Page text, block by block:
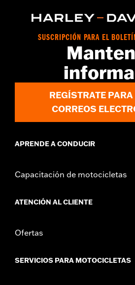
la cubierta primaria exterior de perfil
25700385 o 25700438).
vinRequerido:false
1 year limited warranty – Go
for full details
Removing and installing
purchase of new gaskets. See
SUSCRIPCIÓN PARA EL
REGÍSTRATE
CORREOS
APRENDE A CONDUCIR
Capacitación de motocicletas
ATENCIÓN AL CLIENTE
Ofertas
SERVICIOS PARA MOTOCICLETAS